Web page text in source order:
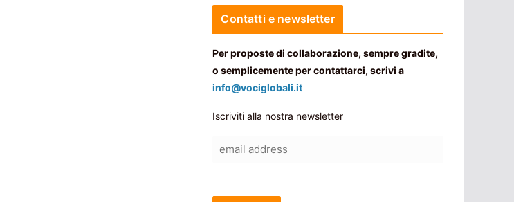
Contatti e newsletter
Per proposte di collaborazione, sempre gradite,
o semplicemente per contattarci, scrivi a
info@vociglobali.it
Iscriviti alla nostra newsletter